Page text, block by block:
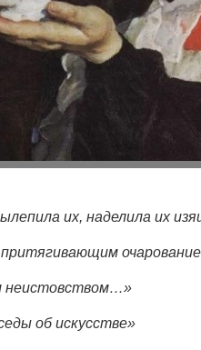
их, наделила их
притягивающим
неистовством…»
об искусстве»